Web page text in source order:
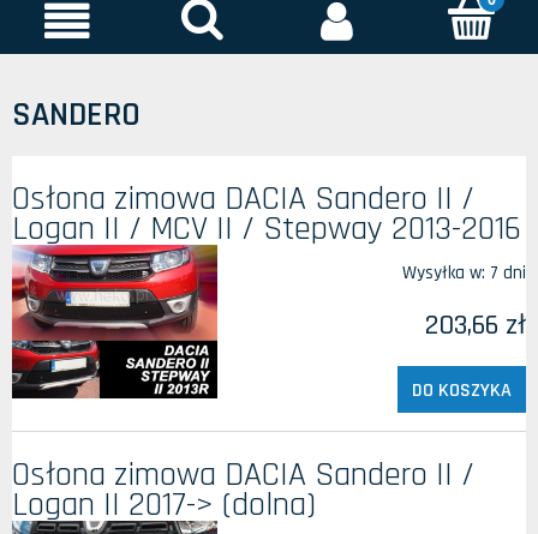
SANDERO
Osłona zimowa DACIA Sandero II /
Logan II / MCV II / Stepway 2013-2016
Wysyłka w: 7 dni
203,66 zł
DO KOSZYKA
Osłona zimowa DACIA Sandero II /
Logan II 2017-> (dolna)